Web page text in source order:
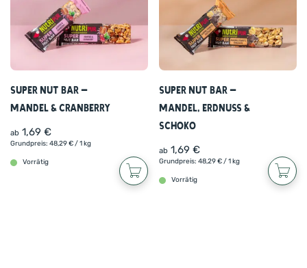
Super Nut Bar –
Mandel & Cranberry
ab 1,69 €
Grundpreis: 48,29€/ 1 kg
Vorrätig
Super Nut Bar –
Mandel, Erdnuss &
Schoko
ab 1,69 €
Grundpreis: 48,29€/ 1 kg
Vorrätig